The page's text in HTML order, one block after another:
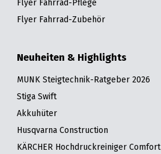
Flyer Fahrrad-Zubehör
Neuheiten & Highlights
MUNK Steigtechnik-Ratgeber 2026
Stiga Swift
Akkuhüter
Husqvarna Construction
KÄRCHER Hochdruckreiniger Comfort